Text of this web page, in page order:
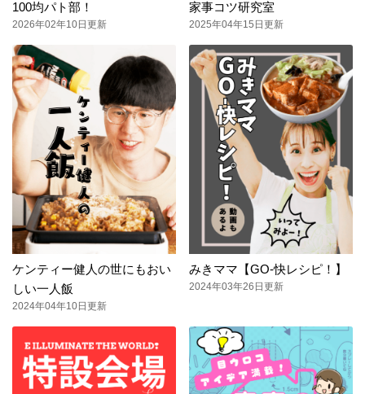
100均パト部！
2026年02年10日更新
家事コツ研究室
2025年04年15日更新
ケンティー健人の世にもおい
しい一人飯
2024年04年10日更新
みきママ【GO-快レシピ！】
2024年03年26日更新